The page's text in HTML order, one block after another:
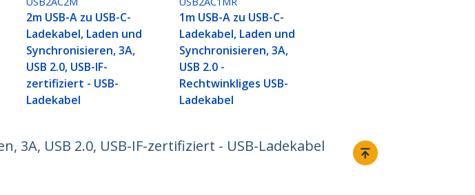
2m USB-A zu USB-C-
Ladekabel, Laden und
Synchronisieren, 3A,
USB 2.0, USB-IF-
zertifiziert - USB-
Ladekabel
1m USB-A zu USB-C-
Ladekabel, Laden und
Synchronisieren, 3A,
USB 2.0 -
Rechtwinkliges USB-
Ladekabel
3A, USB 2.0, USB-IF-zertifiziert - USB-Ladekabel